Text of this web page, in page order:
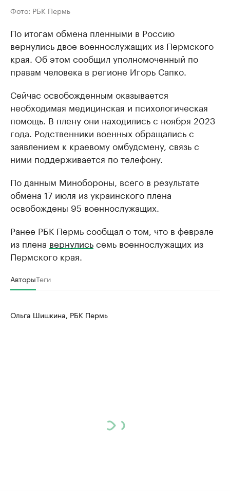
Фото: РБК Пермь
По итогам обмена пленными в Россию
вернулись двое военнослужащих из Пермского
края. Об этом сообщил уполномоченный по
правам человека в регионе Игорь Сапко.
Сейчас освобожденным оказывается
необходимая медицинская и психологическая
помощь. В плену они находились с ноября 2023
года. Родственники военных обращались с
заявлением к краевому омбудсмену, связь с
ними поддерживается по телефону.
По данным Минобороны, всего в результате
обмена 17 июля из украинского плена
освобождены 95 военнослужащих.
Ранее РБК Пермь сообщал о том, что в феврале
из плена вернулисьсемь военнослужащих из
Пермского края.
АвторыТеги
Ольга Шишкина, РБК Пермь